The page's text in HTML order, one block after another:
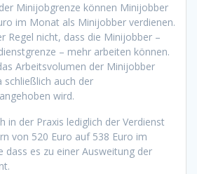
Minijobgrenze können Minijobber
im Monat als Minijobber verdienen.
Regel nicht, dass die Minijobber –
– mehr arbeiten können.
Arbeitsvolumen der Minijobber
schließlich auch der
wird.
in der Praxis lediglich der Verdienst
von 520 Euro auf 538 Euro im
dass es zu einer Ausweitung der